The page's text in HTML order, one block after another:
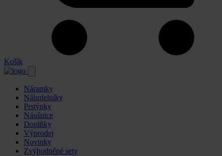
Košík
Náramky
Náhrdelníky
Prstýnky
Náušnice
Doplňky
Výprodej
Novinky
Zvýhodněné sety